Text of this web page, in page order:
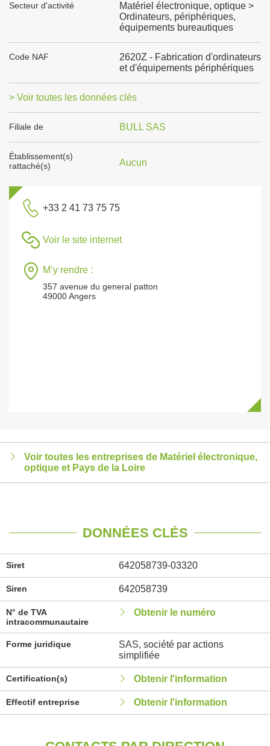
Secteur d'activité
Matériel électronique, optique >
Ordinateurs, périphériques,
équipements bureautiques
Code NAF
2620Z - Fabrication d'ordinateurs
et d'équipements périphériques
> Voir toutes les données clés
Filiale de BULL SAS
Établissement(s)
rattaché(s)
Aucun
+33 2 41 73 75 75
Voir le site internet
M’y rendre :
357 avenue du general patton
49000 Angers
Voir toutes les entreprises de Matériel électronique,
optique et Pays de la Loire
DONNÉES CLÉS
Siret 642058739-03320
Siren 642058739
N° de TVA
intracommunautaire
Obtenir le numéro
Forme juridique
SAS, société par actions
simplifiée
Certification(s) Obtenir l'information
Effectif entreprise Obtenir l'information